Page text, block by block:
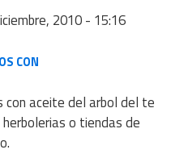
2010 - 15:16
CON
con aceite del arbol del te
o tiendas de